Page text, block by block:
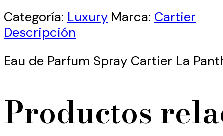
Categoría: Luxury Marca: Cartier
Descripción
Eau de Parfum Spray Cartier La
Productos